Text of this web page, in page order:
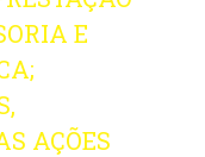
E
AÇÕES